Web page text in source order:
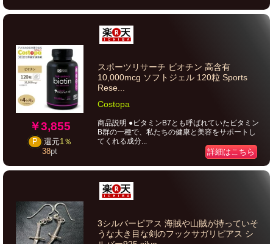
￥3,855
P 還元1％
38pt
スポーツリサーチ ビオチン 高含有
10,000mcg ソフトジェル 120粒 Sports
Rese...
Costopa
商品説明 ●ビタミンB7とも呼ばれていたビタミン
B群の一種で、私たちの健康と美容をサポートし
てくれる成分...
詳細はこちら
3シルバーピアス 海賊や山賊が持っていそ
うな大き目な剣のフックサガリピアス シ